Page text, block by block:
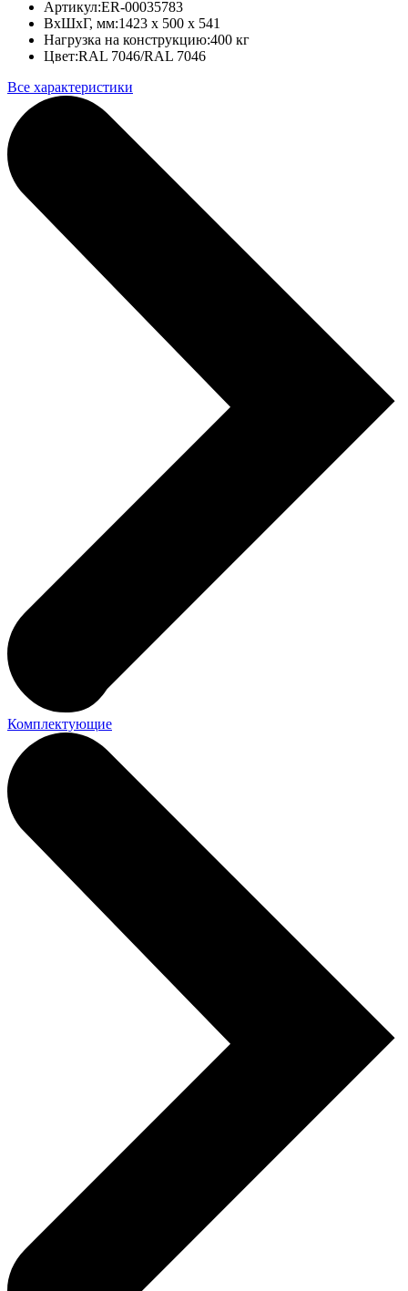
Артикул:ER-00035783
ВхШхГ, мм:1423 x 500 x 541
Нагрузка на конструкцию:400 кг
Цвет:RAL 7046/RAL 7046
Все характеристики
Комплектующие